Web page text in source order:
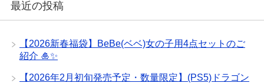
最近の投稿
【2026新春福袋】BeBe(ベベ)女の子用4点セットのご
紹介 🎍✨
【2026年2月初旬発売予定・数量限定】(PS5)ドラゴン